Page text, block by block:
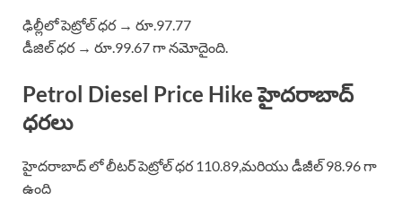
ఢిల్లీలో పెట్రోల్ ధర → రూ.97.77
డీజిల్ ధర → రూ.99.67 గా నమోదైంది.
Petrol Diesel Price Hike హైదరాబాద్
ధరలు
హైదరాబాద్ లో లీటర్ పెట్రోల్ ధర 110.89,మరియు డీజీల్ 98.96 గా
ఉంది